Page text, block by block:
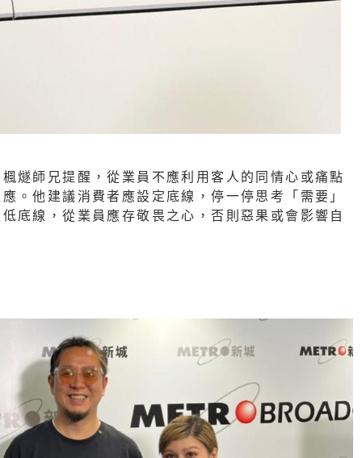
燧師兄提醒，從業員不應利用客人的同情心或痛點
。他建議消費者應設定底線，停一停思考「需要」
底線，從業員應存敬畏之心，否則惡果或會影響自